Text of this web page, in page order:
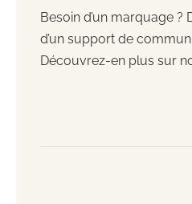
Besoin d’un marquage ?
d’un support de
Découvrez-en plus sur